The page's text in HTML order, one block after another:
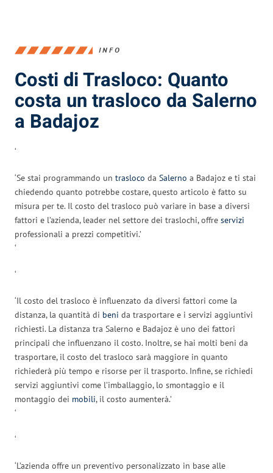
INFO
Costi di Trasloco: Quanto
costa un trasloco da Salerno
a Badajoz
‘
‘Se stai programmando un trasloco da Salerno a Badajoz e ti stai
chiedendo quanto potrebbe costare, questo articolo è fatto su
misura per te. Il costo del trasloco può variare in base a diversi
fattori e l’azienda, leader nel settore dei traslochi, offre servizi
professionali a prezzi competitivi.’
‘
‘
‘Il costo del trasloco è influenzato da diversi fattori come la
distanza, la quantità di beni da trasportare e i servizi aggiuntivi
richiesti. La distanza tra Salerno e Badajoz è uno dei fattori
principali che influenzano il costo. Inoltre, se hai molti beni da
trasportare, il costo del trasloco sarà maggiore in quanto
richiederà più tempo e risorse per il trasporto. Infine, se richiedi
servizi aggiuntivi come l’imballaggio, lo smontaggio e il
montaggio dei mobili, il costo aumenterà.’
‘
‘
‘L’azienda offre un preventivo personalizzato in base alle